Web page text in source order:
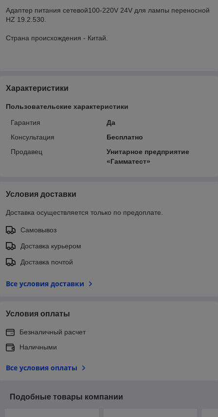
Адаптер питания сетевой100-220V 24V для лампы переносной
HZ 19.2.530.
Страна происхождения - Китай.
Характеристики
Пользовательские характеристики
Гарантия
Да
Консультация
Бесплатно
Продавец
Унитарное предприятие
«Гамматест»
Условия доставки
Доставка осуществляется только по предоплате.
Самовывоз
Доставка курьером
Доставка почтой
Все условия доставки
Условия оплаты
Безналичный расчет
Наличными
Все условия оплаты
Подобные товары компании